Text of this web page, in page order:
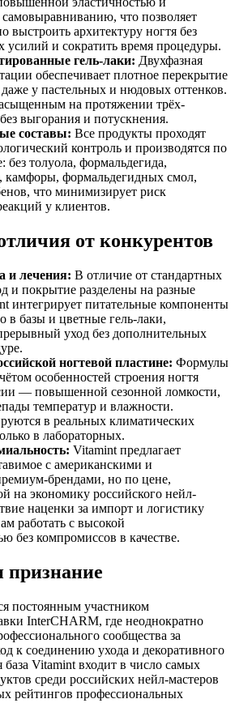
что позволяет
выстроить архитектуру ногтя без
усилий и сократить время процедуры.
гель-лаки: Двухфазная
обеспечивает плотное перекрытие
у пастельных и нюдовых оттенков.
на протяжении трёх-
выгорания и потускнения.
составы: Все продукты проходят
контроль и производятся по
без толуола, формальдегида,
камфоры, формальдегидных смол,
что минимизирует риск
у клиентов.
от конкурентов
и лечения: В отличие от стандартных
и покрытие разделены на разные
интегрирует питательные компоненты
в базы и цветные гель-лаки,
уход без дополнительных
ногтевой пластине: Формулы
особенностей строения ногтя
— повышенной сезонной ломкости,
температур и влажности.
в реальных климатических
в лабораторных.
Vitamint предлагает
с американскими и
брендами, но по цене,
на экономику российского нейл-
наценки за импорт и логистику
работать с высокой
без компромиссов в качестве.
признание
постоянным участником
InterCHARM, где неоднократно
сообщества за
к соединению ухода и декоративного
база Vitamint входит в число самых
среди российских нейл-мастеров
рейтингов профессиональных